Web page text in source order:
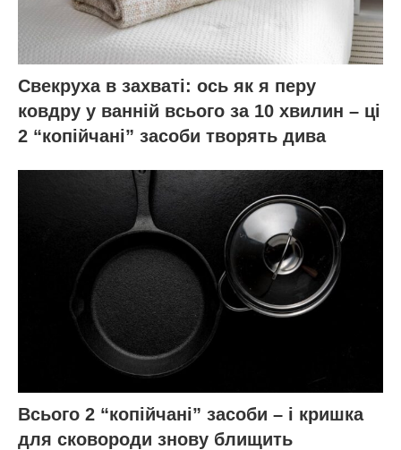
Свекруха в захваті: ось як я перу
ковдру у ванній всього за 10 хвилин – ці
2 “копійчані” засоби творять дива
Всього 2 “копійчані” засоби – і кришка
для сковороди знову блищить